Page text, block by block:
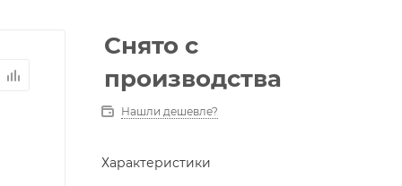
Снято с
производства
Нашли дешевле?
Характеристики